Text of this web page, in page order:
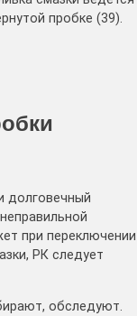
пробке (39).
долговечный
при переключении
РК следует
обследуют.